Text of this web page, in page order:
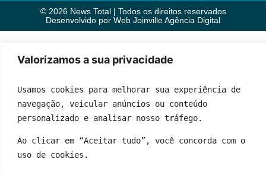
Valorizamos a sua privacidade
Usamos cookies para melhorar sua experiência de
navegação, veicular anúncios ou conteúdo
personalizado e analisar nosso tráfego.
Ao clicar em “Aceitar tudo”, você concorda com o
uso de cookies.
© 2026 News Total | Todos os direitos reservados
Desenvolvido por Web Joinville Agência Digital